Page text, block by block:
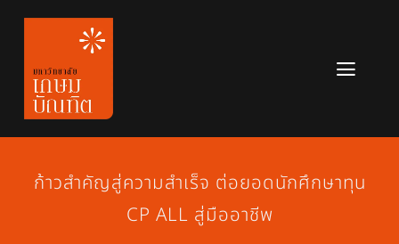
Skip
content
หลักสูตร
ข่าวสาร
เกี่ยวกับมหาวิทยาลัย
ก้าวสำคัญสู่ความสำเร็จ ต่อยอดนักศึกษาทุน
CP ALL สู่มืออาชีพ